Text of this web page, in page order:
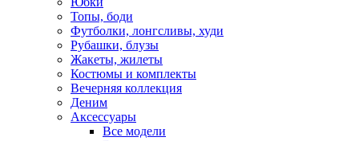
Топы, боди
Футболки, лонгсливы, худи
Рубашки, блузы
Жакеты, жилеты
Костюмы и комплекты
Вечерняя коллекция
Деним
Аксессуары
Все модели